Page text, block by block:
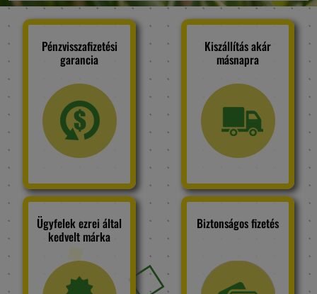
Pénzvisszafizetési
garancia
Kiszállítás akár
másnapra
Ügyfelek ezrei által
kedvelt márka
Biztonságos fizetés